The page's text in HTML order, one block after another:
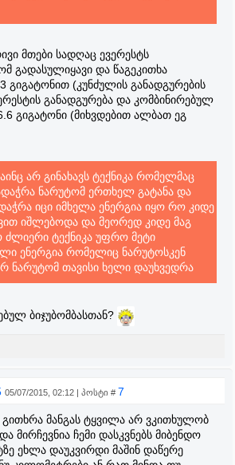
მთები სადღაც ევერესტს
გადასულიყავი და წაგეკითხა
გიგატონით (კუნძულის განადგურების
განადგურება და კომბინირებულ
გიგატონი (მიხვდებით ალბათ ეგ
არ გინახავს ტექნიკა რომელმაც
ნარუტომ ერთხელ გატანა და
იცი იმხელა ენერგია იყო რო კიდე
იშლებოდა და მეორედ კიდე მაგ
ძლიერი ტექნიკა უფრო მეტი
ენერგია რომელიც ნარუტოსკენ
ნარუტომ თავისი ხელი დაუხვედრა
ბიჯუბომბასთან?
05/07/2015, 02:12 | პოსტი # 7
მანგას ტყვილა არ ვკითხულობ
მირჩევნია ჩემი დასკვნებს მიბენდო
ეხლა დაუკვირდი მაშინ დაწერე